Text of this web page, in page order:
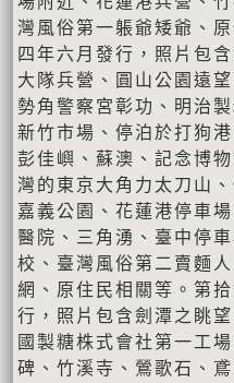
灣風俗第一躼爺矮爺、
四年六月發行，照片包
大隊兵營、圓山公園遠
勢角警察宮彰功、明治
新竹市場、停泊於打狗
彭佳嶼、蘇澳、記念博
灣的東京大角力太刀山
嘉義公園、花蓮港停車
醫院、三角湧、臺中停
校、臺灣風俗第二賣麵
網、原住民相關等。第
行，照片包含劍潭之眺
國製糖株式會社第一工
碑、竹溪寺、鶯歌石、